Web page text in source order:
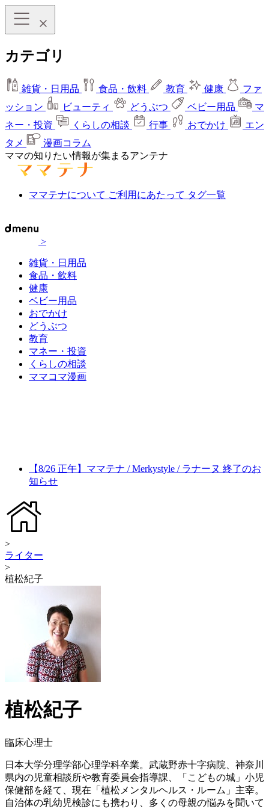
カテゴリ
雑貨・日用品 食品・飲料 教育 健康
ファ
ッション
ビューティ どうぶつ ベビー用品
マ
ネー・投資
くらしの相談 行事 おでかけ
エン
タメ
漫画コラム
ママの知りたい情報が集まるアンテナ
ママテナについて ご利用にあたって タグ一覧
>
雑貨・日用品
食品・飲料
健康
ベビー用品
おでかけ
どうぶつ
教育
マネー・投資
くらしの相談
ママコマ漫画
【8/26 正午】ママテナ / Merkystyle / ラナーヌ 終了のお
知らせ
>
ライター
>
植松紀子
植松紀子
臨床心理士
日本大学分理学部心理学科卒業。武蔵野赤十字病院、神奈川
県内の児童相談所や教育委員会指導課、「こどもの城」小児
保健部を経て、現在「植松メンタルヘルス・ルーム」主宰。
自治体の乳幼児検診にも携わり、多くの母親の悩みを聞いて